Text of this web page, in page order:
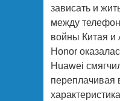
зависать и
между
войны Китая и
Honor
Huawei
переплачивая